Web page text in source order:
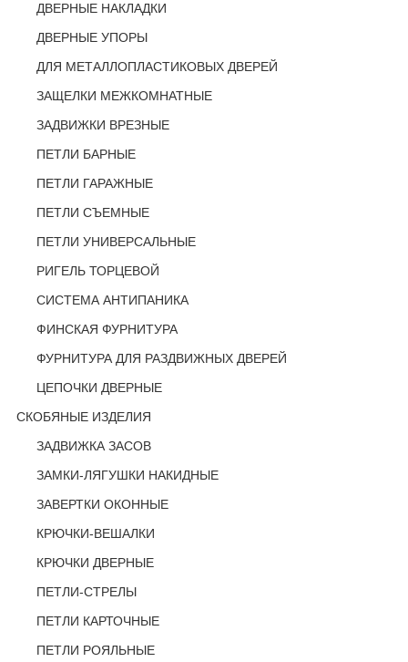
ДВЕРНЫЕ НАКЛАДКИ
ДВЕРНЫЕ УПОРЫ
ДЛЯ МЕТАЛЛОПЛАСТИКОВЫХ ДВЕРЕЙ
ЗАЩЕЛКИ МЕЖКОМНАТНЫЕ
ЗАДВИЖКИ ВРЕЗНЫЕ
ПЕТЛИ БАРНЫЕ
ПЕТЛИ ГАРАЖНЫЕ
ПЕТЛИ СЪЕМНЫЕ
ПЕТЛИ УНИВЕРСАЛЬНЫЕ
РИГЕЛЬ ТОРЦЕВОЙ
СИСТЕМА АНТИПАНИКА
ФИНСКАЯ ФУРНИТУРА
ФУРНИТУРА ДЛЯ РАЗДВИЖНЫХ ДВЕРЕЙ
ЦЕПОЧКИ ДВЕРНЫЕ
СКОБЯНЫЕ ИЗДЕЛИЯ
ЗАДВИЖКА ЗАСОВ
ЗАМКИ-ЛЯГУШКИ НАКИДНЫЕ
ЗАВЕРТКИ ОКОННЫЕ
КРЮЧКИ-ВЕШАЛКИ
КРЮЧКИ ДВЕРНЫЕ
ПЕТЛИ-СТРЕЛЫ
ПЕТЛИ КАРТОЧНЫЕ
ПЕТЛИ РОЯЛЬНЫЕ